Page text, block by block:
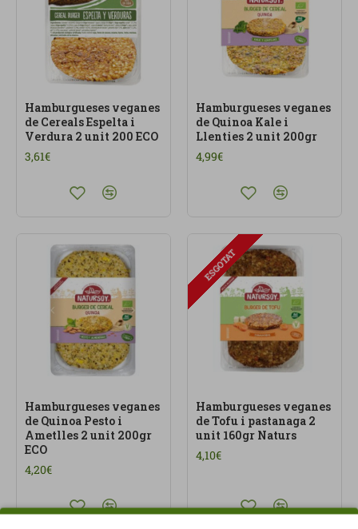
Hamburgueses veganes
de Cereals Espelta i
Verdura 2 unit 200 ECO
3,61€
Hamburgueses veganes
de Quinoa Kale i
Llenties 2 unit 200gr
4,99€
Hamburgueses veganes
de Quinoa Pesto i
Ametlles 2 unit 200gr
ECO
4,20€
ESGOTAT
Hamburgueses veganes
de Tofu i pastanaga 2
unit 160gr Naturs
4,10€